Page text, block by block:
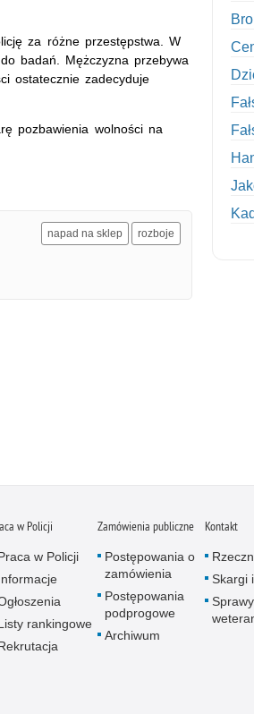
za różne przestępstwa. W
badań. Mężczyzna przebywa
ostatecznie zadecyduje
pozbawienia wolności na
napad na sklep rozboje
w Policji
w Policji
rankingowe
Zamówienia publiczne
Postępowania o
zamówienia
Postępowania
podprogowe
Archiwum
Kontakt
Skargi
Sprawy